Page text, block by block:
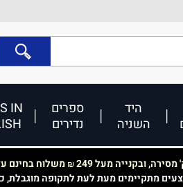
היד
השניה
ספרים
נדירים
IN
מסירה, ובקנייה מעל 249 ₪משלוח בחינם
מתקיימים מעת לעת לתקופה מוגבלת,